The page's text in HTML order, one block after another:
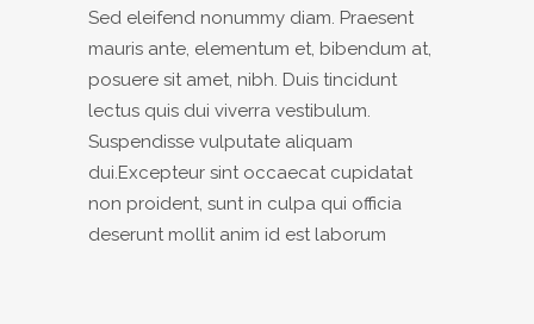
Sed eleifend nonummy diam. Praesent
mauris ante, elementum et, bibendum at,
posuere sit amet, nibh. Duis tincidunt
lectus quis dui viverra vestibulum.
Suspendisse vulputate aliquam
dui.Excepteur sint occaecat cupidatat
non proident, sunt in culpa qui officia
deserunt mollit anim id est laborum